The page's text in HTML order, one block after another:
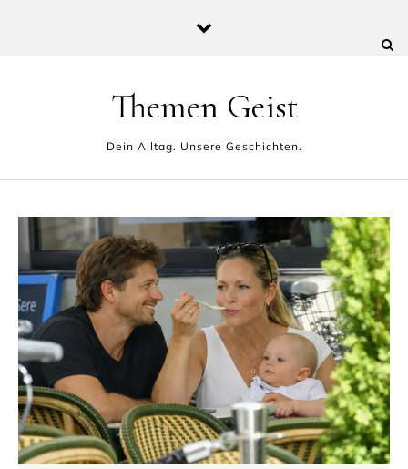
Themen Geist
Dein Alltag. Unsere Geschichten.